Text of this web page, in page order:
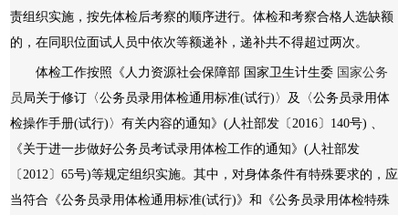
责组织实施，按先体检后考察的顺序进行。体检和考察合格人选缺额
的，在同职位面试人员中依次等额递补，递补共不得超过两次。
体检工作按照《人力资源社会保障部 国家卫生计生委 国家公务
员局关于修订〈公务员录用体检通用标准(试行)〉及〈公务员录用体
检操作手册(试行)〉有关内容的通知》(人社部发〔2016〕140号) 、
《关于进一步做好公务员考试录用体检工作的通知》(人社部发
〔2012〕65号)等规定组织实施。其中，对身体条件有特殊要求的，应
当符合《公务员录用体检通用标准(试行)》和《公务员录用体检特殊